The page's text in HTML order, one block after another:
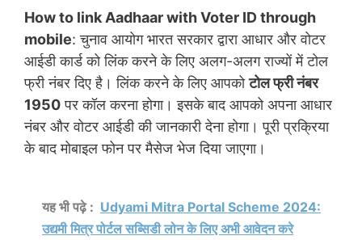
How to link Aadhaar with Voter ID through
mobile: चुनाव आयोग भारत सरकार द्वारा आधार और वोटर
आईडी कार्ड को लिंक करने के लिए अलग-अलग राज्यों में टोल
फ्री नंबर दिए है। लिंक करने के लिए आपकोटोल फ्री नंबर
1950पर कॉल करना होगा। इसके बाद आपको अपना आधार
नंबर और वोटर आईडी की जानकारी देना होगा। पूरी प्रक्रिया
के बाद मोबाइल फोन पर मैसेज भेज दिया जाएगा।
यह भी पढ़े : Udyami Mitra Portal Scheme 2024:
उद्यमी मित्र पोर्टल सब्सिडी लोन के लिए अभी आवेदन करे